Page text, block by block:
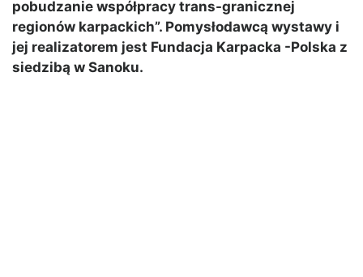
pobudzanie współpracy trans-granicznej
regionów karpackich”. Pomysłodawcą wystawy i
jej realizatorem jest Fundacja Karpacka -Polska z
siedzibą w Sanoku.